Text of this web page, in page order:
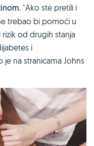
. "Ako ste pretili i
trebao bi pomoći u
rizik od drugih stanja
i
je na stranicama Johns